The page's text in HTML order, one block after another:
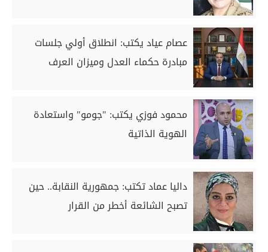
عصام عياد يكتب: انطلاق أولي جلسات
مبادرة حكماء العدل وميزان العرف
محمود فوزي يكتب: "جومو" واستعادة
الهوية الذاتية
داليا عماد تكتب: جمهورية النقابة.. حين
تصبح الشائعة أخطر من القرار